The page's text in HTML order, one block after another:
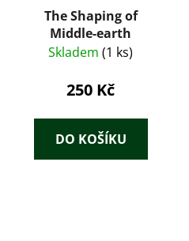
The Shaping of
Middle-earth
Skladem (1 ks)
250 Kč
DO KOŠÍKU